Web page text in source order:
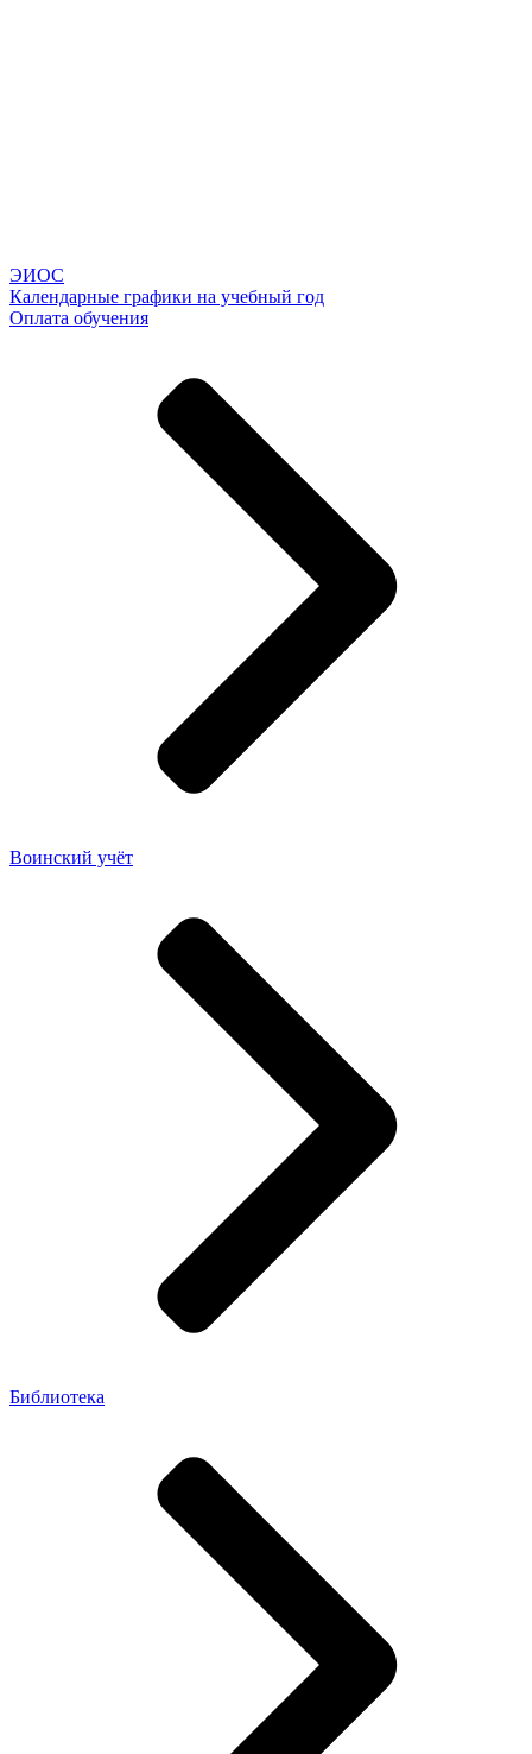
ЭИОС
Календарные графики на учебный год
Оплата обучения
Воинский учёт
Библиотека